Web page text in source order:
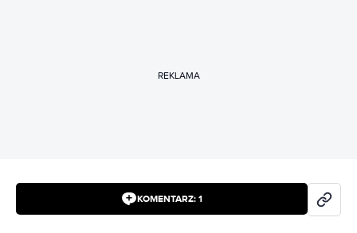
REKLAMA
KOMENTARZ: 1